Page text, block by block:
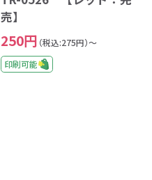
売】
250円 （税込:275円）～
印刷可能